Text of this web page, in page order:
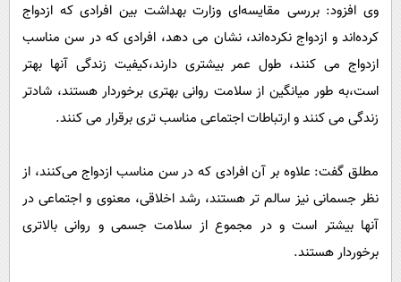
وی افزود: بررسی مقایسه‌ای وزارت بهداشت بین افرادی که ازدواج
کرده‌اند و ازدواج نکرده‌اند، نشان می دهد، افرادی که در سن مناسب
ازدواج می کنند، طول عمر بیشتری دارند،کیفیت زندگی آنها بهتر
است،به طور میانگین از سلامت روانی بهتری برخوردار هستند، شادتر
زندگی می کنند و ارتباطات اجتماعی مناسب تری برقرار می کنند.
مطلق گفت: علاوه بر آن افرادی که در سن مناسب ازدواج می‌کنند، از
نظر جسمانی نیز سالم تر هستند، رشد اخلاقی، معنوی و اجتماعی در
آنها بیشتر است و در مجموع از سلامت جسمی و روانی بالاتری
برخوردار هستند.